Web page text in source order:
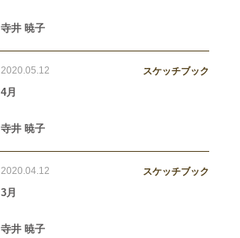
寺井 暁子
2020.05.12 スケッチブック
4月
寺井 暁子
2020.04.12 スケッチブック
3月
寺井 暁子